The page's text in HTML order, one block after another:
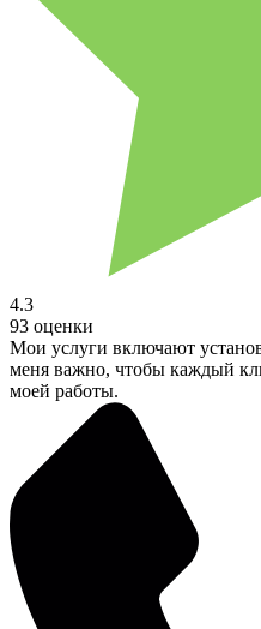
4.3
93 оценки
Мои услуги включают
меня важно, чтобы каждый
моей работы.